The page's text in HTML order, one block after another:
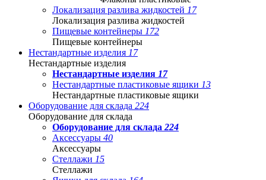
Локализация разлива жидкостей 17
Локализация разлива жидкостей
Пищевые контейнеры 172
Пищевые контейнеры
Нестандартные изделия 17
Нестандартные изделия
Нестандартные изделия 17
Нестандартные пластиковые ящики 13
Нестандартные пластиковые ящики
Оборудование для склада 224
Оборудование для склада
Оборудование для склада 224
Аксессуары 40
Аксессуары
Стеллажи 15
Стеллажи